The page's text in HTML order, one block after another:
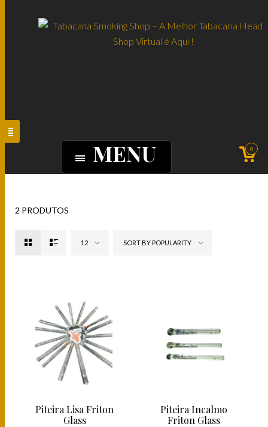
MENU 0
2 PRODUTOS
12 SORT BY POPULARITY
Piteira Lisa Friton
Glass
Piteira Incalmo
Friton Glass